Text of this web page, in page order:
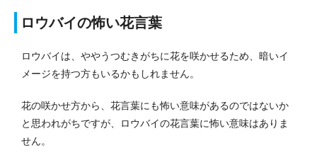
ロウバイの怖い花言葉
ロウバイは、ややうつむきがちに花を咲かせるため、暗いイ
メージを持つ方もいるかもしれません。
花の咲かせ方から、花言葉にも怖い意味があるのではないか
と思われがちですが、ロウバイの花言葉に怖い意味はありま
せん。